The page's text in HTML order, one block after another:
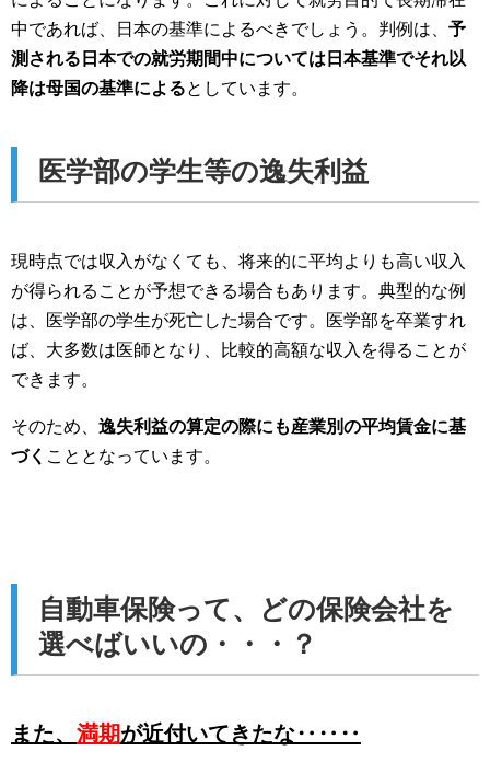
中であれば、日本の基準によるべきでしょう。判例は、 予
測される日本での就労期間中については日本基準でそれ以
降は母国の基準によるとしています。
医学部の学生等の逸失利益
現時点では収入がなくても、将来的に平均よりも高い収入
が得られることが予想できる場合もあります。典型的な例
は、医学部の学生が死亡した場合です。医学部を卒業すれ
ば、大多数は医師となり、比較的高額な収入を得ることが
できます。
そのため、 逸失利益の算定の際にも産業別の平均賃金に基
づく こととなっています。
自動車保険って、どの保険会社を
選べばいいの・・・？
また、 満期が近付いてきたな‥‥‥